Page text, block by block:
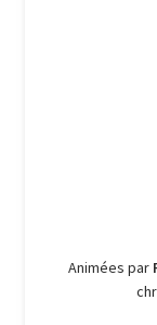
Animées par